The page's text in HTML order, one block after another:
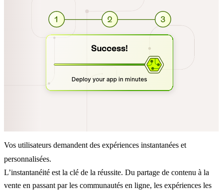
Vos utilisateurs demandent des expériences instantanées et
personnalisées.
L’instantanéité est la clé de la réussite. Du partage de contenu à la
vente en passant par les communautés en ligne, les expériences les